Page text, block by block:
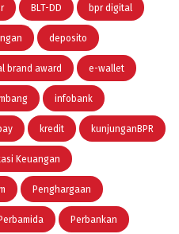
BLT-DD bpr digital
deposito
brand award e-wallet
infobank
kredit kunjunganBPR
Keuangan
Penghargaan
Perbankan